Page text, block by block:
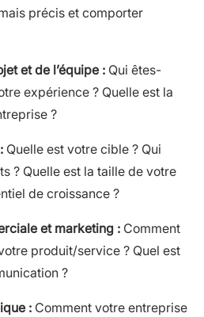
précis et comporter
et de l’équipe : Qui êtes-
expérience ? Quelle est la
?
Quelle est votre cible ? Qui
? Quelle est la taille de votre
de croissance ?
et marketing : Comment
produit/service ? Quel est
?
: Comment votre entreprise